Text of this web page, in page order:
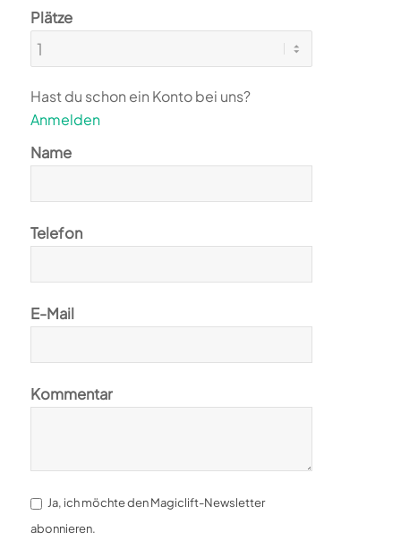
Plätze
Hast du schon ein Konto bei uns?
Anmelden
Name
Telefon
E-Mail
Kommentar
Ja, ich möchte den Magiclift-Newsletter
abonnieren.